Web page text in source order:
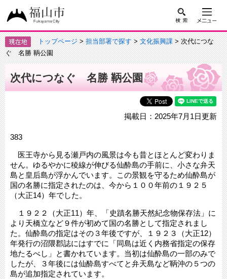
トップページ>担当部署で探す>文化振興課> 次代につな
ぐ 名勝 鞆公園
次代につなぐ 名勝 鞆公園
掲載日：2025年7月1日更新
383
医王寺から見る瀬戸内の風景は今も昔とほとんど変わりま
せん。ゆるやかに稜線が伸びる仙酔島の手前に、小さな弁天
島と皇后島が浮かんでいます。この景観を守るため仙酔島が
国の名勝に指定されたのは、今から１００年前の１９２５
（大正14）年でした。
１９２２（大正11）年、「史蹟名勝天然紀念物保存法」に
より天橋立など９件が初めて国の名勝として指定されまし
た。仙酔島の指定はその３年後ですが、１９２３（大正12）
年発行の沼隈郡誌にはすでに「同島は近く内務省指定の保存
地たるべし」と書かれています。当初は仙酔島の一部のみで
したが、３年後には仙酔島すべてと弁天島など鞆沖の５つの
島が追加指定されています。